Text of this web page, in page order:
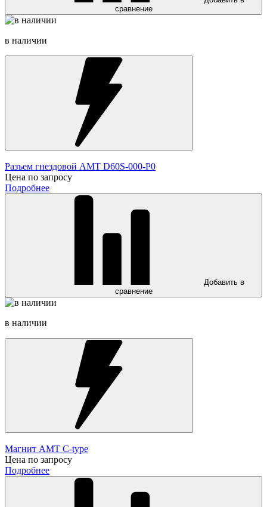
сравнение
в наличии
Разъем гнездовой AMT D60S-000-P0
Цена по запросу
Подробнее
Добавить в
сравнение
в наличии
Магнит AMT C-type
Цена по запросу
Подробнее